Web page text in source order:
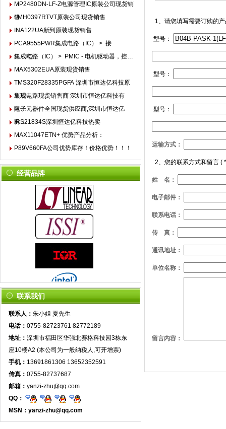
1、请您填写需要订购的
型号：
型号：
型号：
运输方式：
2、您的联系方式和留言 (
姓 名：
电子邮件：
联系电话：
传 真：
通讯地址：
单位名称：
留言内容：
MP2480DN-LF-Z电源管理IC原装公司现货销
售
LMH0397RTVT原装公司现货销售
INA122UA新到原装现货销售
PCA9555PWR集成电路（IC） > 接
口 - I/O…
集成电路（IC） > PMIC - 电机驱动器，控…
MAX5302EUA原装现货销售
TMS320F28335PGFA 深圳市恒达亿科技原
装现…
集成电路现货销售商 深圳市恒达亿科技有
限…
电子元器件全国现货供应商,深圳市恒达亿
科…
IRS21834S深圳恒达亿科技热卖
MAX11047ETN+ 优势产品分析：
P89V660FA公司优势库存！价格优势！！！
1
经营品牌
联系我们
联系人： 朱小姐 夏先生
电话： 0755-82723761 82772189
地址： 深圳市福田区华强北赛格科技园3栋东
座10楼A2 (本公司为一般纳税人,可开增票)
手机： 13691861306 13652352591
传真： 0755-82737687
邮箱： yanzi-zhu@qq.com
QQ：
MSN：yanzi-zhu@qq.com